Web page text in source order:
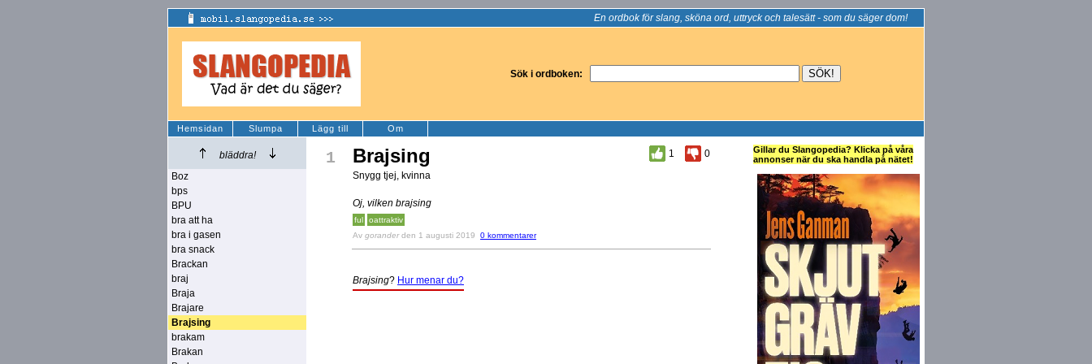
En ordbok för slang, sköna ord, uttryck och talesätt - som du säger dom!
Sök i ordboken:
Hemsidan Slumpa Lägg till Om
bläddra!
Boz
bps
BPU
bra att ha
bra i gasen
bra snack
Brackan
braj
Braja
Brajare
Brajsing
brakam
Brakan
1 Brajsing 1
0
Snygg tjej, kvinna
Oj, vilken brajsing
ful
oattraktiv
Av gorander den 1 augusti 2019 0 kommentarer
Brajsing? Hur menar du?
Gillar du Slangopedia? Klicka på våra
annonser när du ska handla på nätet!